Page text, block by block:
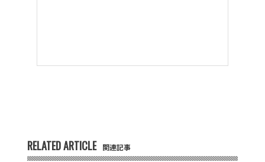
RELATED ARTICLE 関連記事